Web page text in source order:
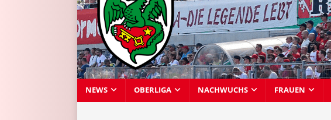
NEWS OBERLIGA NACHWUCHS FRAUEN